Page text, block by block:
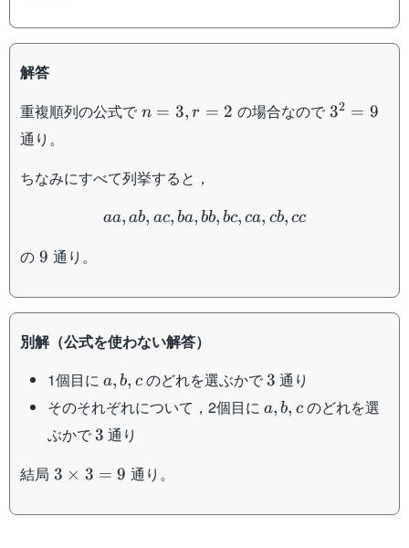
解答
重複順列の公式で n=3,r=2
n = 3, r = 2 の場合なので 3^2=9
32 = 9
通り。
ちなみにすべて列挙すると，
aa, ab, ac, ba, bb, bc, ca, cb, cc
の 9
9 通り。
別解（公式を使わない解答）
1個目にa,b,c
a, b, cのどれを選ぶかで 3
3 通り
そのそれぞれについて，2個目にa,b,c
a, b, cのどれを選
ぶかで3
3 通り
結局 3\times
3 × 3 = 9 通り。